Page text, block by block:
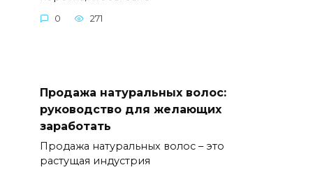
0 271
Продажа натуральных волос:
руководство для желающих
заработать
Продажа натуральных волос – это
растущая индустрия